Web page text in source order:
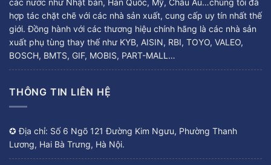
hợp tác chặt chẽ với các nhà sản xuất, cung cấp uy tín nhất thế
giới. Đồng hành với các thương hiệu chính hãng là các nhà sản
xuất phụ tùng thay thế như KYB, AISIN, RBI, TOYO, VALEO,
BOSCH, BMTS, GIF, MOBIS, PART-MALL…
THÔNG TIN LIÊN HỆ
✪ Địa chỉ: Số 6 Ngõ 121 Đường Kim Ngưu, Phường Thanh
Lương, Hai Bà Trưng, Hà Nội.